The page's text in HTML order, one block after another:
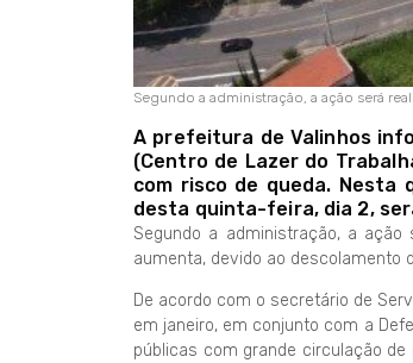
Segundo a administração, a ação será
A prefeitura de Valinhos
(Centro de Lazer do
com risco de queda.
desta quinta-feira, dia 2,
Segundo a administração, a
aumenta, devido ao descolamento
De acordo com o secretário de
em janeiro, em conjunto com a
públicas com grande circulação de